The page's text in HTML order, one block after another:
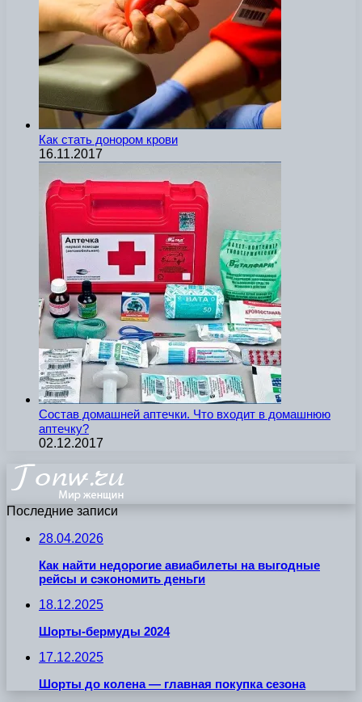
Как стать донором крови
16.11.2017
Состав домашней аптечки. Что входит в домашнюю
аптечку?
02.12.2017
Последние записи
28.04.2026
Как найти недорогие авиабилеты на выгодные
рейсы и сэкономить деньги
18.12.2025
Шорты-бермуды 2024
17.12.2025
Шорты до колена — главная покупка сезона